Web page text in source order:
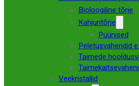
Bioloogiline tõrje
Kahjuritõrje
Püünised
Peletusvahendid
Taimede
Veekristallid